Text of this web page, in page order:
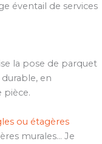
éventail de services
la pose de parquet
en
pièce.
ou étagères
murales… Je